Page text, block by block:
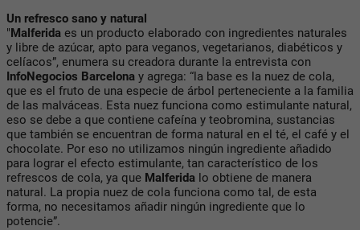
Un refresco sano y natural
"Malferida es un producto elaborado con ingredientes naturales
y libre de azúcar, apto para veganos, vegetarianos, diabéticos y
celíacos”, enumera su creadora durante la entrevista con
InfoNegocios Barcelona y agrega: “la base es la nuez de cola,
que es el fruto de una especie de árbol perteneciente a la familia
de las malváceas. Esta nuez funciona como estimulante natural,
eso se debe a que contiene cafeína y teobromina, sustancias
que también se encuentran de forma natural en el té, el café y el
chocolate. Por eso no utilizamos ningún ingrediente añadido
para lograr el efecto estimulante, tan característico de los
refrescos de cola, ya que Malferida lo obtiene de manera
natural. La propia nuez de cola funciona como tal, de esta
forma, no necesitamos añadir ningún ingrediente que lo
potencie”.